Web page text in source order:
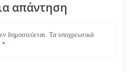
απάντηση
δημοσιεύεται. Τα υποχρεωτικά
*